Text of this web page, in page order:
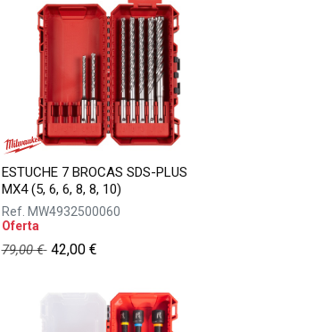
ESTUCHE 7 BROCAS SDS-PLUS
MX4 (5, 6, 6, 8, 8, 10)
Ref. MW4932500060
Oferta
79,00€ 42,00€